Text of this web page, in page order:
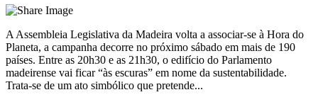
A Assembleia Legislativa da Madeira volta a associar-se à Hora do
Planeta, a campanha decorre no próximo sábado em mais de 190
países. Entre as 20h30 e as 21h30, o edifício do Parlamento
madeirense vai ficar “às escuras” em nome da sustentabilidade.
Trata-se de um ato simbólico que pretende...